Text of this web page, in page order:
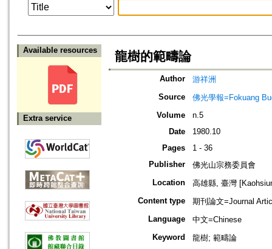
Available resources
Extra service
龍樹的範疇論
Author
游祥洲
Source
佛光學報=Fokuang
Volume
n.5
Date
1980.10
Pages
1 - 36
Publisher
佛光山宗務委員會
Location
高雄縣, 臺灣
Content type
期刊論文=Journal
Language
中文=Chinese
Keyword
龍樹; 範疇論